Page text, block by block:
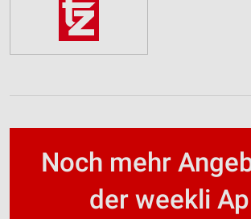
Noch mehr
der weekli